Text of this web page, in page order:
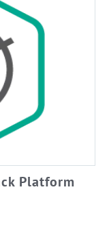
Platform